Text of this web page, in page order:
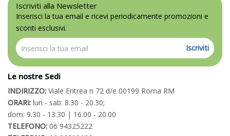
Iscriviti alla Newsletter
Inserisci la tua email e ricevi periodicamente promozioni e
sconti esclusivi.
Iscriviti
Le nostre Sedi
INDIRIZZO: Viale Eritrea n 72 d/e 00199 Roma RM
ORARI: lun - sab: 8.30 - 20.30;
dom: 9.30 - 13.30 | 16.00 - 20.00
TELEFONO: 06 94325222